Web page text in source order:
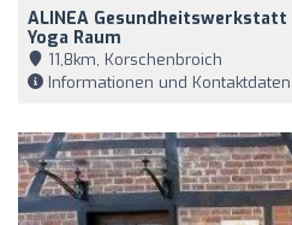
ALINEA
Yoga Raum
11,8km, Korschenbroich
Informationen und